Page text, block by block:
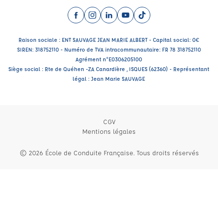
Facebook (nouvelle fenêtre)
Instagram (nouvelle fenêtre)
LinkedIn (nouvelle fenêtre)
YouTube (nouvelle fenêtre)
TikTok (nouvelle
Raison sociale : ENT SAUVAGE JEAN MARIE ALBERT - Capital social: 0€
SIREN: 318752110 - Numéro de TVA intracommunautaire: FR 78 318752110
Agrément n°E0306205100
Siège social : Rte de Quéhen -ZA Canardière , ISQUES (62360) - Représentant
légal : Jean Marie SAUVAGE
CGV
Mentions légales
© 2026 École de Conduite Française. Tous droits réservés